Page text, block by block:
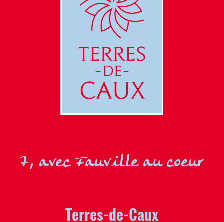
7, avec Fauville au coeur
Terres-de-Caux